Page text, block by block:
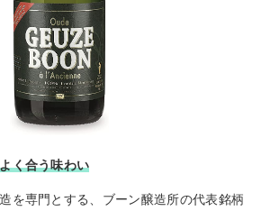
く合う味わい
を専門とする、ブーン醸造所の代表銘柄